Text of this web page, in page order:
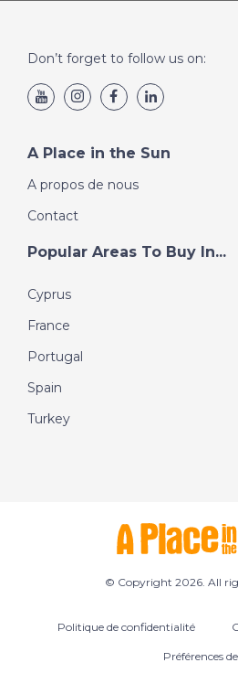
Oradour-sur-Vayres,
€111 180
Don’t forget to follow us on:
A Place in the Sun
A propos de nous
Contact
Popular Areas To Buy In...
Cyprus
France
Portugal
Spain
Turkey
© Copyright 2026. All
Politique de confidentialité
Préférences